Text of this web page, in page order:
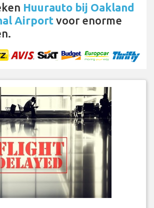
Huurauto bij Oakland
Airport voor enorme